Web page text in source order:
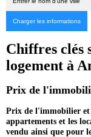
Chiffres
logement à
Prix de
Prix de l'immobilier et
appartements et les
vendu ainsi que pour